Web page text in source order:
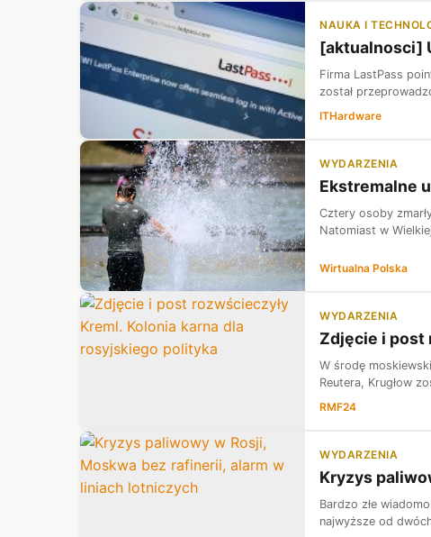
NAUKA I
[aktualnosci]
Firma LastPass
został
ITHardware
WYDARZENIA
Ekstremalne
Cztery osoby
Natomiast w
Wirtualna Polska
WYDARZENIA
​Zdjęcie i post
W środę
Reutera, Krugłow
RMF24
WYDARZENIA
Kryzys
Bardzo złe
najwyższe od